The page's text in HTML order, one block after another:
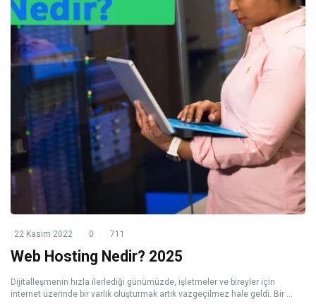
22 Kasım 2022 0 711
Web Hosting Nedir? 2025
Dijitalleşmenin hızla ilerlediği günümüzde, işletmeler ve bireyler için
internet üzerinde bir varlık oluşturmak artık vazgeçilmez hale geldi. Bir ...